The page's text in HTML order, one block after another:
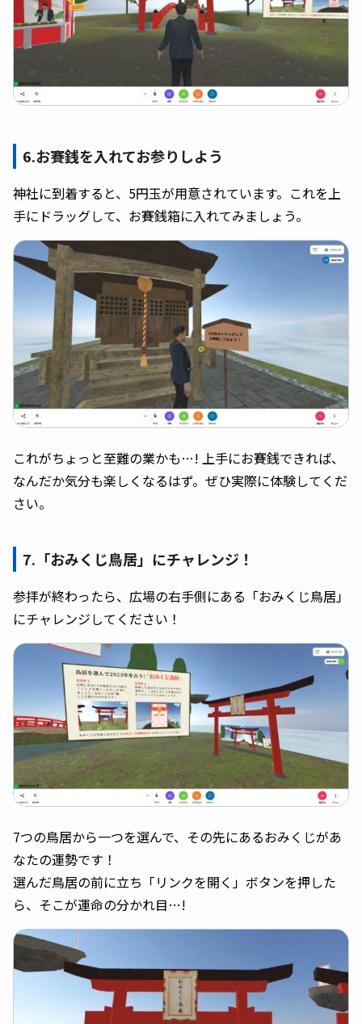
6.お賽銭を入れてお参りしよう
神社に到着すると、5円玉が用意されています。これを上
手にドラッグして、お賽銭箱に入れてみましょう。
これがちょっと至難の業かも…! 上手にお賽銭できれば、
なんだか気分も楽しくなるはず。ぜひ実際に体験してくだ
さい。
7.「おみくじ鳥居」にチャレンジ！
参拝が終わったら、広場の右手側にある「おみくじ鳥居」
にチャレンジしてください！
7つの鳥居から一つを選んで、その先にあるおみくじがあ
なたの運勢です！
選んだ鳥居の前に立ち「リンクを開く」ボタンを押した
ら、そこが運命の分かれ目…!